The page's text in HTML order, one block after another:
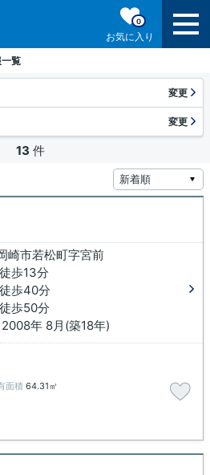
お気に入り
0
覧
変更
変更
13 件
崎市若松町字宮前
歩13分
歩40分
歩50分
年 8月(築18年)
面積 64.31㎡